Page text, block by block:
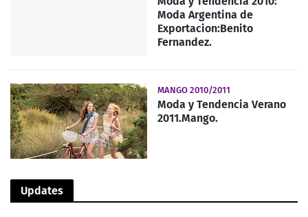
Moda Argentina de
Exportacion:Benito
Fernandez.
MANGO 2010/2011
Moda y Tendencia Verano
2011.Mango.
Updates